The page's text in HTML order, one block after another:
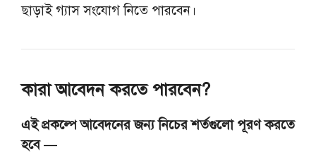
ছাড়াই গ্যাস সংযোগ নিতে পারবেন।
কারা আবেদন করতে পারবেন?
এই প্রকল্পে আবেদনের জন্য নিচের শর্তগুলো পূরণ করতে
হবে —